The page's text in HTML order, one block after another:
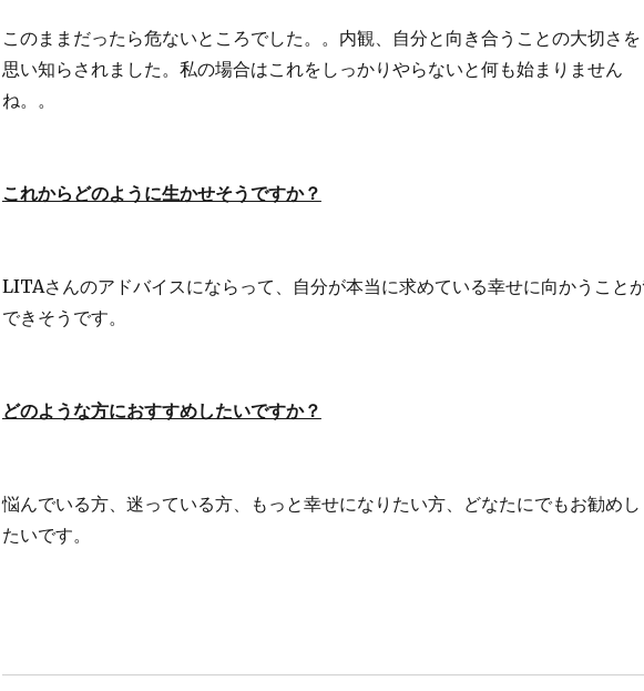
このままだったら危ないところでした。。内観、自分と向き合うことの大切さを
思い知らされました。私の場合はこれをしっかりやらないと何も始まりません
ね。。
これからどのように生かせそうですか？
LITAさんのアドバイスにならって、自分が本当に求めている幸せに向かうこと
できそうです。
どのような方におすすめしたいですか？
悩んでいる方、迷っている方、もっと幸せになりたい方、どなたにでもお勧めし
たいです。